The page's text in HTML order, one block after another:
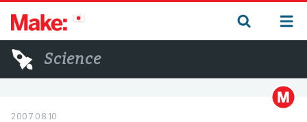
Science
2007.08.10